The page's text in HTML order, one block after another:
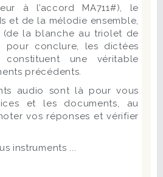
à l’accord MA711#), le
et de la mélodie ensemble,
(de la blanche au triolet de
pour conclure, les dictées
constituent une véritable
précédents.
audio sont là pour vous
et les documents, au
vos réponses et vérifier